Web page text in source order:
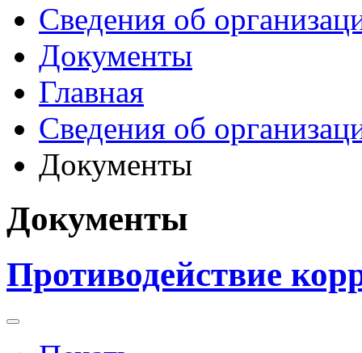
Сведения об
Документы
Главная
Сведения об
Документы
Документы
Противодействие